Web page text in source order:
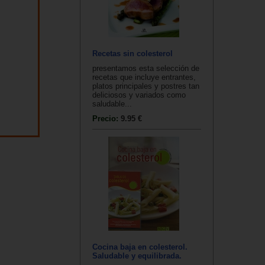
Recetas sin colesterol
presentamos esta selección de
recetas que incluye entrantes,
platos principales y postres tan
deliciosos y variados como
saludable...
Precio: 9.95 €
Cocina baja en colesterol.
Saludable y equilibrada.